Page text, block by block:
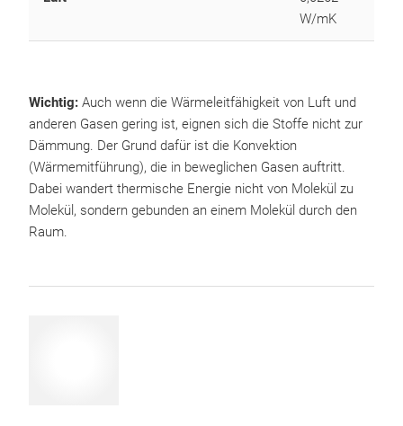
W/mK
Wichtig: Auch wenn die Wärmeleitfähigkeit von Luft und
anderen Gasen gering ist, eignen sich die Stoffe nicht zur
Dämmung. Der Grund dafür ist die Konvektion
(Wärmemitführung), die in beweglichen Gasen auftritt.
Dabei wandert thermische Energie nicht von Molekül zu
Molekül, sondern gebunden an einem Molekül durch den
Raum.